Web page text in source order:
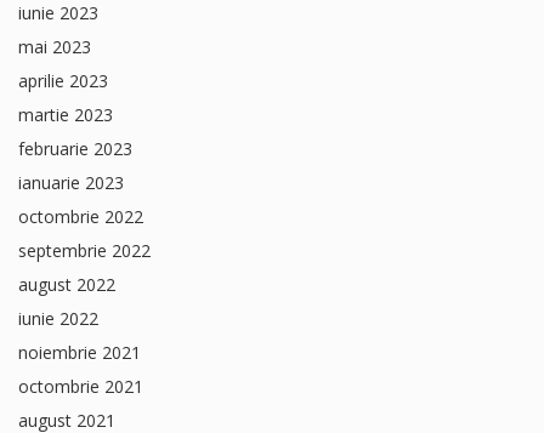
iunie 2023
mai 2023
aprilie 2023
martie 2023
februarie 2023
ianuarie 2023
octombrie 2022
septembrie 2022
august 2022
iunie 2022
noiembrie 2021
octombrie 2021
august 2021